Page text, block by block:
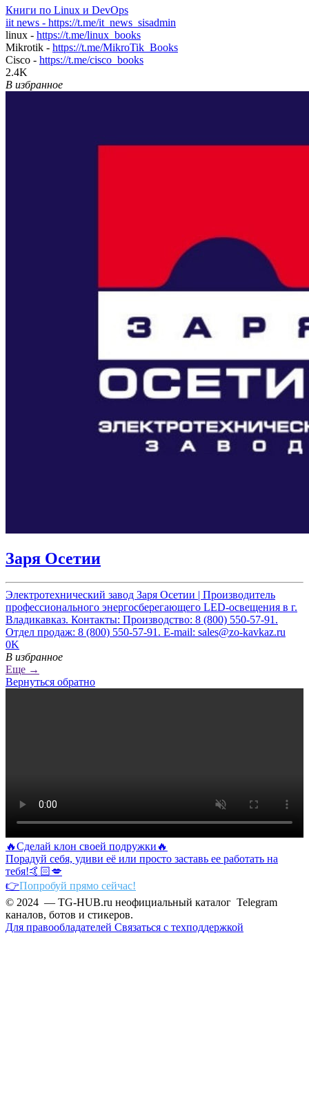
Книги по Linux и DevOps
iit news - https://t.me/it_news_sisadmin
linux - https://t.me/linux_books
Mikrotik - https://t.me/MikroTik_Books
Cisco - https://t.me/cisco_books
2.4K
В избранное
Заря Осетии
Электротехнический завод Заря Осетии | Производитель
профессионального энергосберегающего LED-освещения в г.
Владикавказ. Контакты: Производство: 8 (800) 550-57-91.
Отдел продаж: 8 (800) 550-57-91. E-mail: sales@zo-kavkaz.ru
0K
В избранное
Еще →
Вернуться обратно
🔥Сделай клон своей подружки🔥
Порадуй себя, удиви её или просто заставь ее работать на
тебя!🤙🏻💋
👉Попробуй прямо сейчас!
© 2024 — TG-HUB.ru неофициальный каталог Telegram
каналов, ботов и стикеров.
Для правообладателей Связаться с техподдержкой